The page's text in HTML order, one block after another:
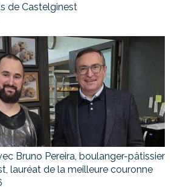
de Castelginest
Bruno Pereira, boulanger-pâtissier
lauréat de la meilleure couronne